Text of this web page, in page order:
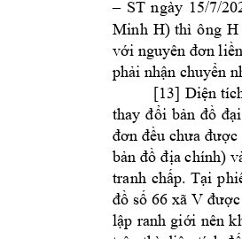
– ST ngày 15/7/
Minh H) thì ông H
với nguyên đơn liền
phải nhận chuyển
[13] Diện
thay đổi bản đồ đại
đơn đều chưa được
bản đồ địa chính)
tranh chấp. Tại
đồ số 66 xã V
lập ranh giới nên